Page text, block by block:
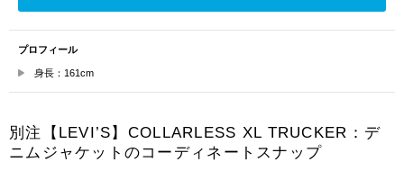
プロフィール
身長：161cm
別注【LEVI’S】COLLARLESS XL TRUCKER：デ
ニムジャケットのコーディネートスナップ